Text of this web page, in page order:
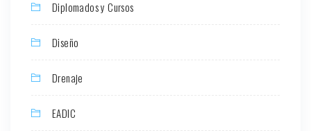
Diplomados y Cursos
Diseño
Drenaje
EADIC